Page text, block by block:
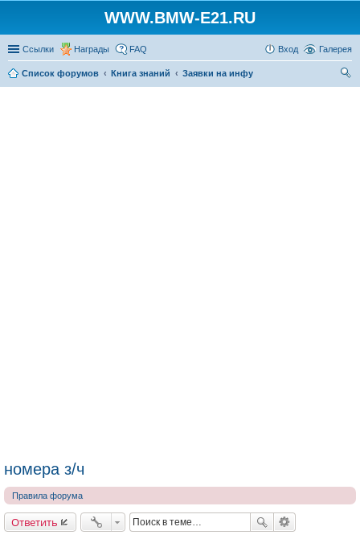
WWW.BMW-E21.RU
Ссылки Награды Галерея
FAQ Вход
Список форумов Книга знаний
Заявки на инфу
номера з/ч
Правила форума
Ответить